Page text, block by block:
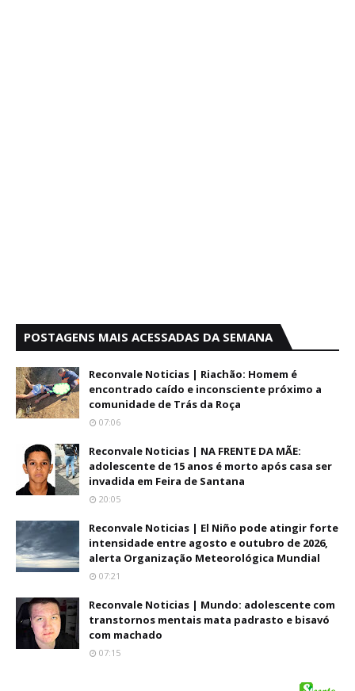
POSTAGENS MAIS ACESSADAS DA SEMANA
Reconvale Noticias | Riachão: Homem é
encontrado caído e inconsciente próximo a
comunidade de Trás da Roça
07:06
Reconvale Noticias | NA FRENTE DA MÃE:
adolescente de 15 anos é morto após casa ser
invadida em Feira de Santana
20:05
Reconvale Noticias | El Niño pode atingir forte
intensidade entre agosto e outubro de 2026,
alerta Organização Meteorológica Mundial
07:21
Reconvale Noticias | Mundo: adolescente com
transtornos mentais mata padrasto e bisavó
com machado
07:15